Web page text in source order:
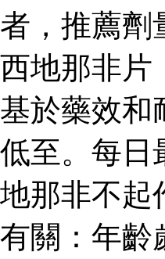
者，推薦劑
西地那非片
基於藥效和
低至。每日
地那非不起
有關：年齡